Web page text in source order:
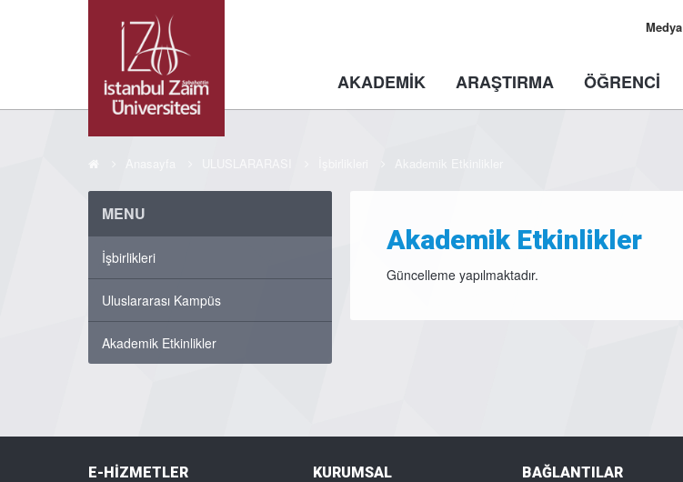
Medya
AKADEMİK ARAŞTIRMA ÖĞRENCİ
MENU
İşbirlikleri
Uluslararası Kampüs
Akademik Etkinlikler
Akademik Etkinlikler
Güncelleme yapılmaktadır.
E-HİZMETLER KURUMSAL BAĞLANTILAR